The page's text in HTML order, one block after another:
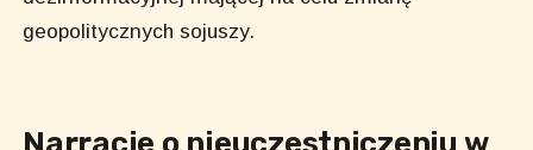
geopolitycznych sojuszy.
Narracje o nieuczestniczeniu w